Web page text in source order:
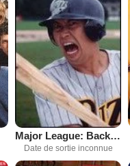
Major League: Back to the Minors
Date de sortie inconnue